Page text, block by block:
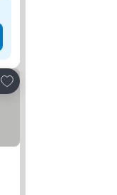
Føj til favoritter